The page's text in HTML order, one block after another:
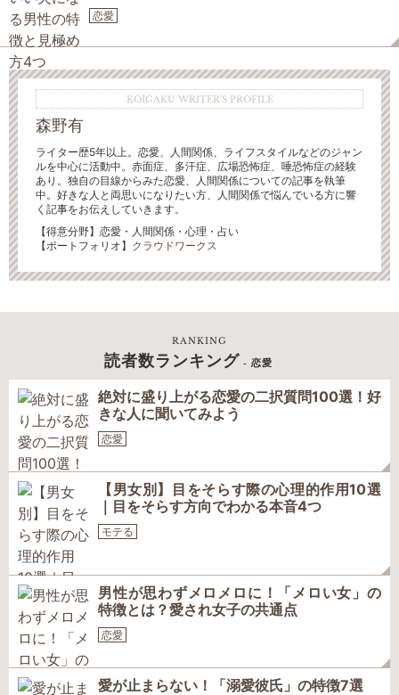
恋愛
KOIGAKU WRITER'S PROFILE
森野有
ライター歴5年以上。恋愛、人間関係、ライフスタイルなどのジャン
ルを中心に活動中。赤面症、多汗症、広場恐怖症、唾恐怖症の経験
あり。独自の目線からみた恋愛、人間関係についての記事を執筆
中。好きな人と両思いになりたい方、人間関係で悩んでいる方に響
く記事をお伝えしていきます。
【得意分野】恋愛・人間関係・心理・占い
【ポートフォリオ】 クラウドワークス
RANKING
読者数ランキング - 恋愛
絶対に盛り上がる恋愛の二択質問100選！好
きな人に聞いてみよう
恋愛
【男女別】目をそらす際の心理的作用10選
｜目をそらす方向でわかる本音4つ
モテる
男性が思わずメロメロに！「メロい女」の
特徴とは？愛され女子の共通点
恋愛
愛が止まらない！「溺愛彼氏」の特徴7選